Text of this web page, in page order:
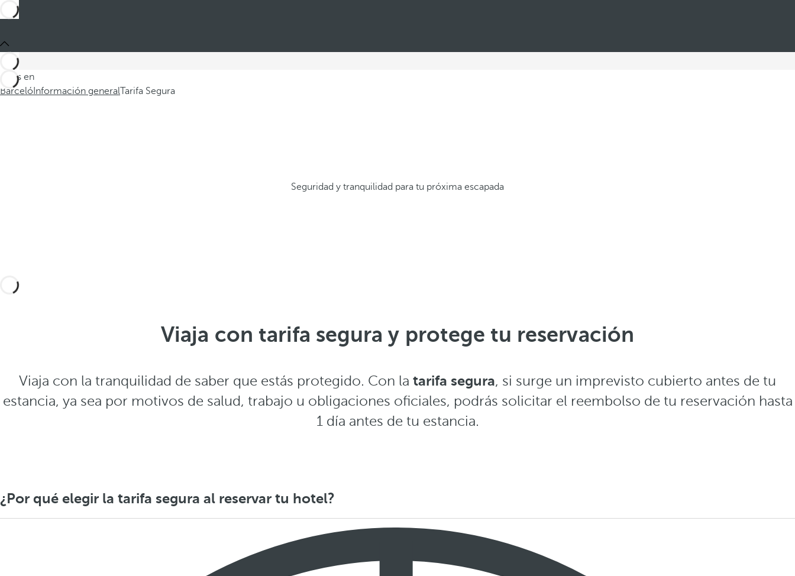
Estás en
Barceló Información generalTarifa Segura
Seguridad y tranquilidad para tu próxima escapada
Viaja con tarifa segura y protege tu reservación
Viaja con la tranquilidad de saber que estás protegido. Con la tarifa segura, si surge un imprevisto cubierto antes de tu
estancia, ya sea por motivos de salud, trabajo u obligaciones oficiales, podrás solicitar el reembolso de tu reservación hasta
1 día antes de tu estancia.
¿Por qué elegir la tarifa segura al reservar tu hotel?